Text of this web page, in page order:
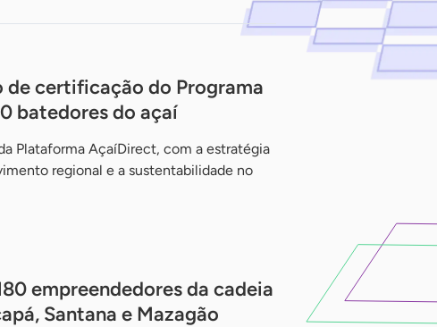
de certificação do Programa
batedores do açaí
Plataforma AçaíDirect, com a estratégia
regional e a sustentabilidade no
empreendedores da cadeia
Santana e Mazagão